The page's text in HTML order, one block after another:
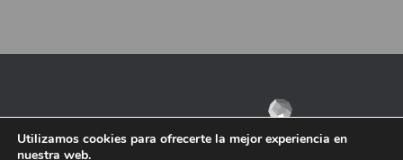
Utilizamos cookies para ofrecerte la mejor experiencia en
nuestra web.